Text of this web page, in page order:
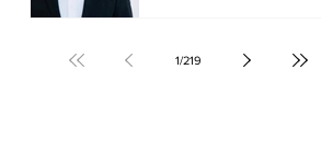
1/219